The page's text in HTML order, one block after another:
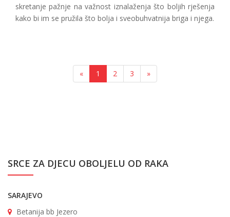
skretanje pažnje na važnost iznalaženja što boljih rješenja
kako bi im se pružila što bolja i sveobuhvatnija briga i njega.
« 1 2 3 »
SRCE ZA DJECU OBOLJELU OD RAKA
SARAJEVO
Betanija bb Jezero